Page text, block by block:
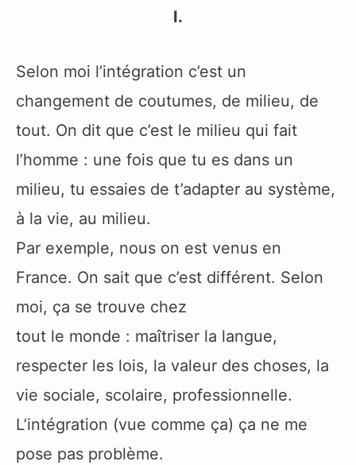
I.
Selon moi l’intégration c’est un
changement de coutumes, de milieu, de
tout. On dit que c’est le milieu qui fait
l’homme : une fois que tu es dans un
milieu, tu essaies de t’adapter au système,
à la vie, au milieu.
Par exemple, nous on est venus en
France. On sait que c’est différent. Selon
moi, ça se trouve chez
tout le monde : maîtriser la langue,
respecter les lois, la valeur des choses, la
vie sociale, scolaire, professionnelle.
L’intégration (vue comme ça) ça ne me
pose pas problème.